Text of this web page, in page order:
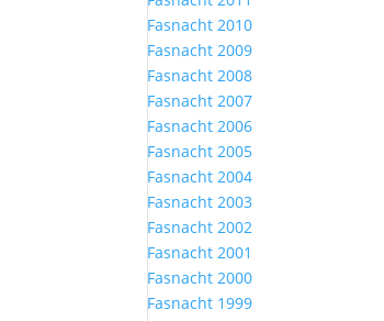
Fasnacht 2010
Fasnacht 2009
Fasnacht 2008
Fasnacht 2007
Fasnacht 2006
Fasnacht 2005
Fasnacht 2004
Fasnacht 2003
Fasnacht 2002
Fasnacht 2001
Fasnacht 2000
Fasnacht 1999